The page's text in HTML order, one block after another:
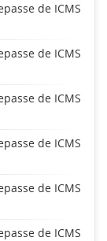
de ICMS
de ICMS
de ICMS
de ICMS
de ICMS
de ICMS